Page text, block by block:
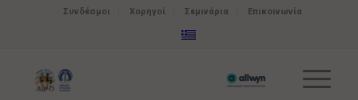
Συνδέσμοι Χορηγοί Σεμινάρια Επικοινωνία